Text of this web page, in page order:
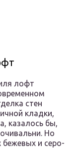
лофт
стен
кладки,
казалось бы,
Но
бежевых и серо-